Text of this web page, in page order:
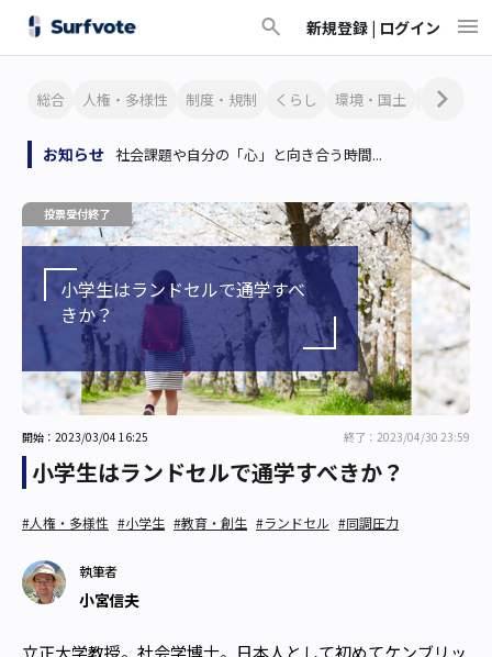
新規登録 | ログイン
総合 人権・多様性 制度・規制 くらし 環境・国土 文化・芸
お知らせ 社会課題や自分の「心」と向き合う時間...
小学生はランドセルで通学すべ
きか？
投票受付終了
開始：2023/03/04 16:25 終了：2023/04/30 23:59
小学生はランドセルで通学すべきか？
#人権・多様性 #小学生 #教育・創生 #ランドセル #同調圧力
執筆者
小宮信夫
立正大学教授。社会学博士。日本人として初めてケンブリッ